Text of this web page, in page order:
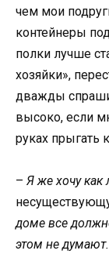
чем мои
контейнеры
полки лучше
хозяйки»,
дважды
высоко, если
руках прыгать
– Я же хочу как
доме все
этом не думают.